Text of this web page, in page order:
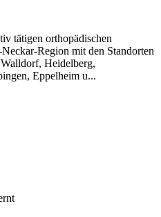
tätigen orthopädischen
Region mit den Standorten
Heidelberg,
Eppelheim u...